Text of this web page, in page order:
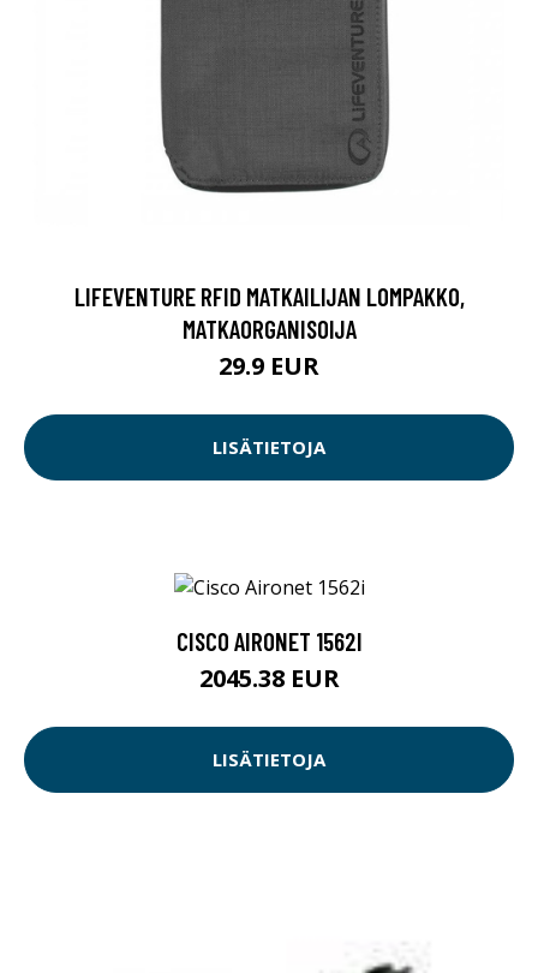
LIFEVENTURE RFID MATKAILIJAN LOMPAKKO,
MATKAORGANISOIJA
29.9 EUR
LISÄTIETOJA
CISCO AIRONET 1562I
2045.38 EUR
LISÄTIETOJA